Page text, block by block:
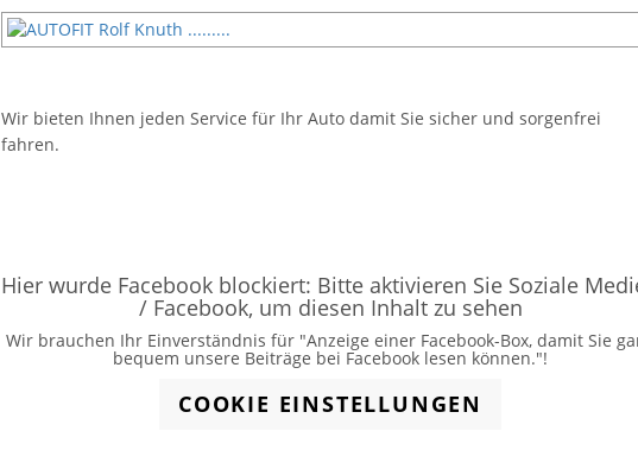
Wir bieten Ihnen jeden Service für Ihr Auto damit Sie sicher und sorgenfrei
fahren.
Hier wurde Facebook blockiert: Bitte aktivieren Sie Soziale
/ Facebook, um diesen Inhalt zu sehen
Wir brauchen Ihr Einverständnis für "Anzeige einer Facebook-Box, damit Sie
bequem unsere Beiträge bei Facebook lesen können."!
COOKIE EINSTELLUNGEN